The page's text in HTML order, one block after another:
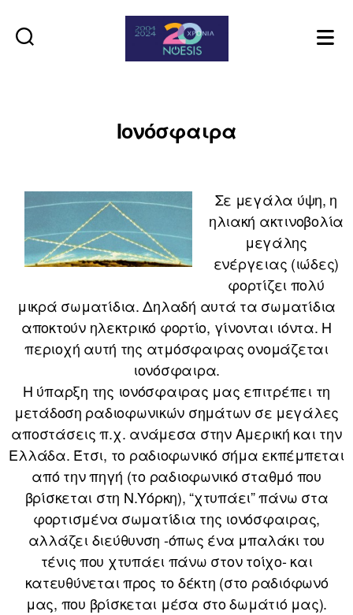
Ιονόσφαιρα
Σε μεγάλα ύψη, η
ηλιακή ακτινοβολία
μεγάλης
ενέργειας (ιώδες)
φορτίζει πολύ
μικρά σωματίδια. Δηλαδή αυτά τα σωματίδια
αποκτούν ηλεκτρικό φορτίο, γίνονται ιόντα. Η
περιοχή αυτή της ατμόσφαιρας ονομάζεται
ιονόσφαιρα.
Η ύπαρξη της ιονόσφαιρας μας επιτρέπει τη
μετάδοση ραδιοφωνικών σημάτων σε μεγάλες
αποστάσεις π.χ. ανάμεσα στην Αμερική και την
Ελλάδα. Έτσι, το ραδιοφωνικό σήμα εκπέμπεται
από την πηγή (το ραδιοφωνικό σταθμό που
βρίσκεται στη Ν.Υόρκη), “χτυπάει” πάνω στα
φορτισμένα σωματίδια της ιονόσφαιρας,
αλλάζει διεύθυνση -όπως ένα μπαλάκι του
τένις που χτυπάει πάνω στον τοίχο- και
κατευθύνεται προς το δέκτη (στο ραδιόφωνό
μας, που βρίσκεται μέσα στο δωμάτιό μας).